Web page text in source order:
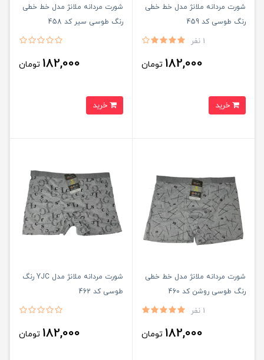
شورت مردانه ملانژ مدل خط خطی
رنگ طوسی کد 459
1 نفر
182,000 تومان
شورت مردانه ملانژ مدل خط خطی
رنگ طوسی سیر کد 458
182,000 تومان
شورت مردانه ملانژ مدل خط خطی
رنگ طوسی روشن کد 460
1 نفر
182,000 تومان
شورت مردانه ملانژ مدل YJC رنگ
طوسی کد 462
182,000 تومان